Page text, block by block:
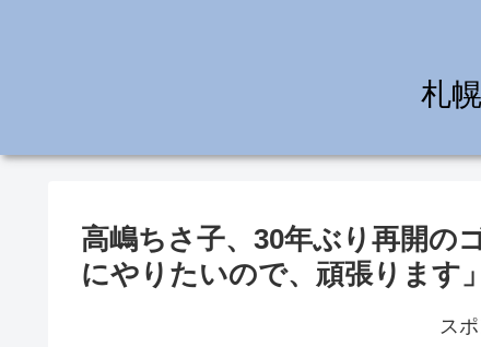
札
高嶋ちさ子、30年ぶり再開の
にやりたいので、頑張ります」
ス